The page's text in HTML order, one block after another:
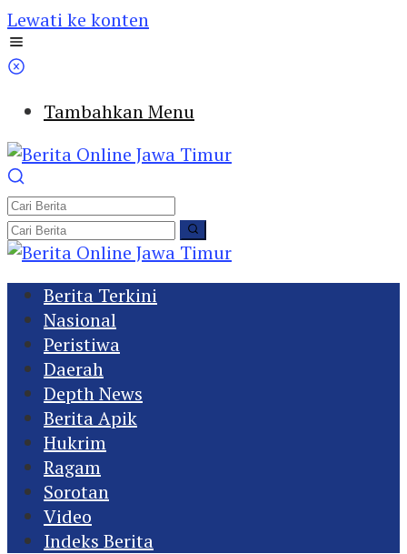
Lewati ke konten
Tambahkan Menu
Berita Terkini
Nasional
Peristiwa
Daerah
Depth News
Berita Apik
Hukrim
Ragam
Sorotan
Video
Indeks Berita